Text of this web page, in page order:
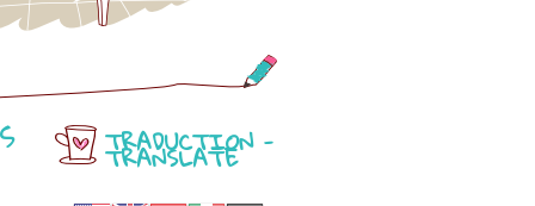
TRADUCTION -
TRANSLATE